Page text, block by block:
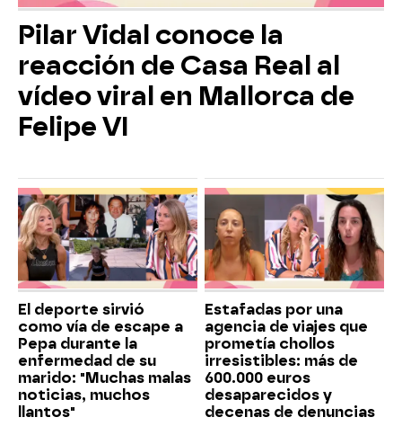
Pilar Vidal conoce la
reacción de Casa Real al
vídeo viral en Mallorca de
Felipe VI
El deporte sirvió
como vía de escape a
Pepa durante la
enfermedad de su
marido: "Muchas malas
noticias, muchos
llantos"
Estafadas por una
agencia de viajes que
prometía chollos
irresistibles: más de
600.000 euros
desaparecidos y
decenas de denuncias